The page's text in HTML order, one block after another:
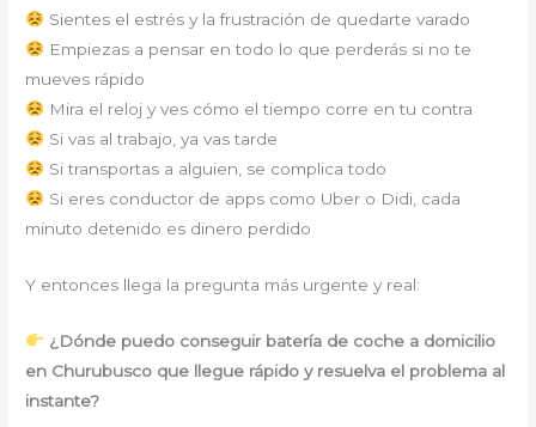
Sientes el estrés y la frustración de quedarte varado
Empiezas a pensar en todo lo que perderás si no te
mueves rápido
Mira el reloj y ves cómo el tiempo corre en tu contra
Si vas al trabajo, ya vas tarde
Si transportas a alguien, se complica todo
Si eres conductor de apps como Uber o Didi, cada
minuto detenido es dinero perdido
Y entonces llega la pregunta más urgente y real:
¿Dónde puedo conseguir batería de coche a domicilio
en Churubusco que llegue rápido y resuelva el problema al
instante?